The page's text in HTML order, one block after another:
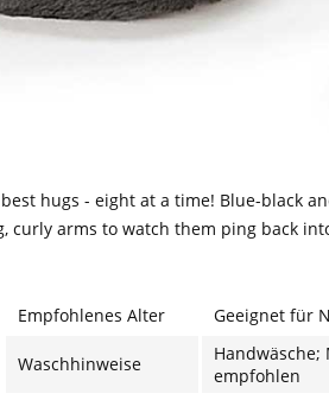
hugs - eight at a time! Blue-black
curly arms to watch them ping back
Empfohlenes Alter Geeignet für
Waschhinweise
empfohlen